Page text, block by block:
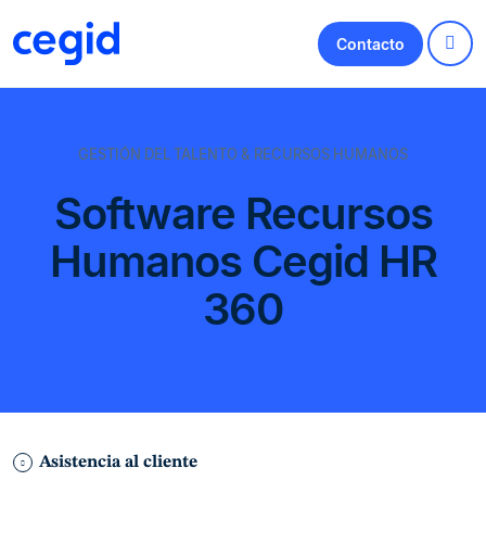
Contacto
GESTIÓN DEL TALENTO & RECURSOS HUMANOS
Software Recursos
Humanos Cegid HR
360
Asistencia al cliente